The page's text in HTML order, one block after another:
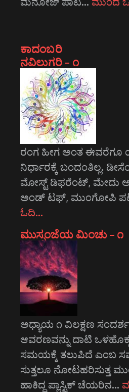
ಕಾದಂಬರಿ
ನವಿಲುಗರಿ – ೧
ರಂಗ ಹೀಗ ಅಂತ ಈವರೆಗೂ
ನಿರ್ಧಾರಕ್ಕೆ ಬಂದಂತಿಲ್ಲ.
ಮೋಸ್ಟ್‌ ಡಿಫರೆಂಟ್‌, ಮೇದು
ಅಂಡ್ ಟಫ್, ಮುಂಗೋಪಿ
ಓದಿ…
ಮುಸ್ಸಂಜೆಯ ಮಿಂಚು – ೧
ಅಧ್ಯಾಯ ೧ ವಿಲಕ್ಷಣ
ಆವರಣವನ್ನು ದಾಟಿ
ಸಮಯಕ್ಕೆ ತಲುಪಿದೆ ಎಂಬ
ಸುತ್ತಲೂ ನೋಟಹರಿಸುತ್ತ
ಹಾಕಿದ್ದ ಪ್ಲಾಸ್ಟಿಕ್ ಚೆಯರಿನ…